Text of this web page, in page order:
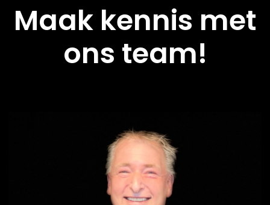
Maak kennis met
ons team!